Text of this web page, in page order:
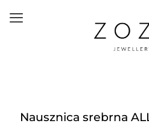
Nausznica srebrna